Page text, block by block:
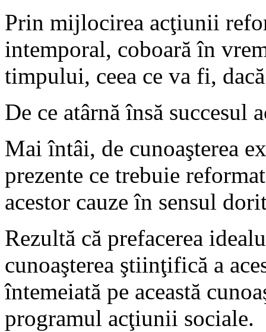
Prin mijlocirea acţiunii
intemporal, coboară în
timpului, ceea ce va fi,
De ce atârnă însă succesul
Mai întâi, de cunoaşterea
prezente ce trebuie
acestor cauze în sensul
Rezultă că prefacerea
cunoaşterea ştiinţifică a
întemeiată pe această
programul acţiunii sociale.